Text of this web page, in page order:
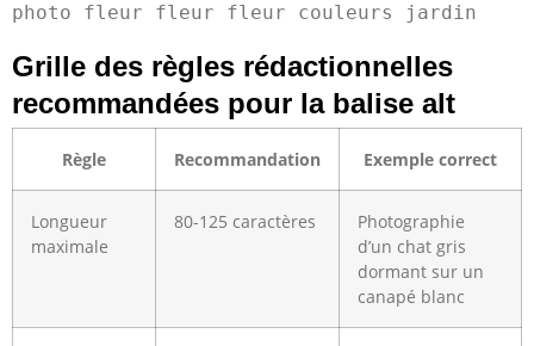
Grille des règles rédactionnelles
recommandées pour la balise alt
Règle Recommandation Exemple correct
Longueur
maximale
80-125 caractères
Photographie
d’un chat gris
dormant sur un
canapé blanc